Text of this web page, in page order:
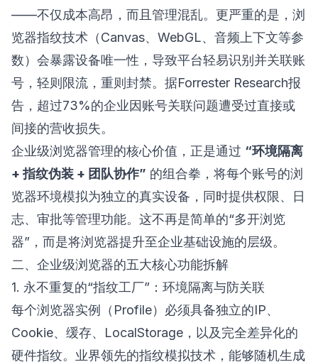
——不仅成本高昂，而且管理混乱。更严重的是，浏
览器指纹技术（Canvas、WebGL、音频上下文等参
数）会暴露设备唯一性，导致平台轻易识别并关联账
号，轻则限流，重则封禁。据Forrester Research报
告，超过73%的企业因账号关联问题遭受过直接或
间接的营收损失。
企业级浏览器管理的核心价值，正是通过 “环境隔离
+ 指纹伪装 + 团队协作” 的组合拳，将每个账号的浏
览器环境模拟为独立的真实设备，同时提供权限、日
志、审批等管理功能。这不再是简单的“多开浏览
器”，而是将浏览器提升至企业基础设施的层级。
二、企业级浏览器的五大核心功能拆解
1. 永不重复的“指纹工厂”：环境隔离与防关联
每个浏览器实例（Profile）必须具备独立的IP、
Cookie、缓存、LocalStorage，以及完全差异化的
硬件指纹。业界领先的指纹模拟技术，能够随机生成